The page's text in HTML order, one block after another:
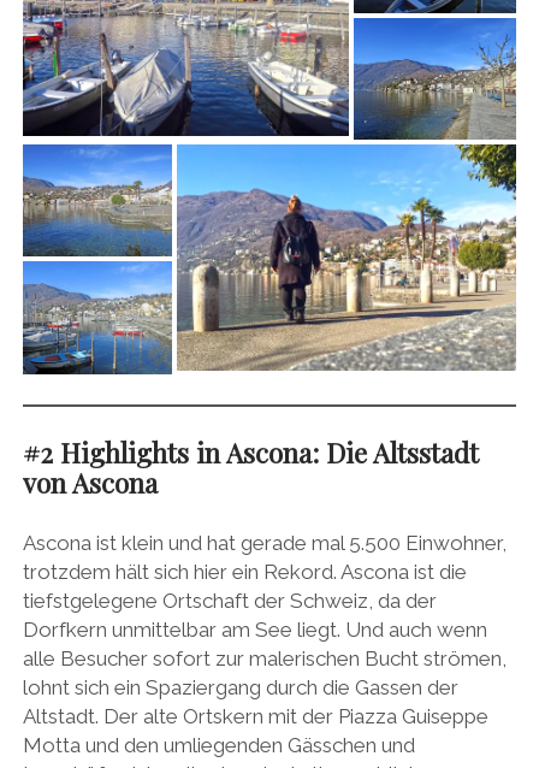
#2 Highlights in Ascona: Die Altsstadt
von Ascona
Ascona ist klein und hat gerade mal 5.500 Einwohner,
trotzdem hält sich hier ein Rekord. Ascona ist die
tiefstgelegene Ortschaft der Schweiz, da der
Dorfkern unmittelbar am See liegt. Und auch wenn
alle Besucher sofort zur malerischen Bucht strömen,
lohnt sich ein Spaziergang durch die Gassen der
Altstadt. Der alte Ortskern mit der Piazza Guiseppe
Motta und den umliegenden Gässchen und